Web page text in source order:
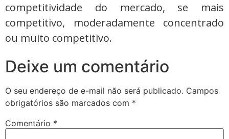
competitividade do mercado, se mais
competitivo, moderadamente concentrado
ou muito competitivo.
Deixe um comentário
O seu endereço de e-mail não será publicado. Campos
obrigatórios são marcados com *
Comentário *